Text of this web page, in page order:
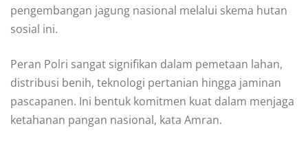
pengembangan jagung nasional melalui skema hutan
sosial ini.
Peran Polri sangat signifikan dalam pemetaan lahan,
distribusi benih, teknologi pertanian hingga jaminan
pascapanen. Ini bentuk komitmen kuat dalam menjaga
ketahanan pangan nasional, kata Amran.